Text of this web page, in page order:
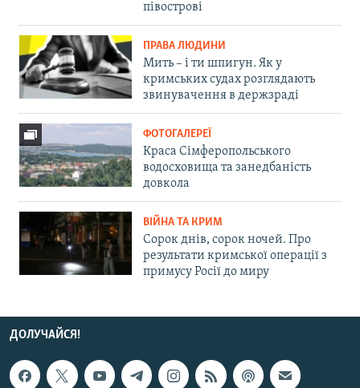
півострові
ПРАВА ЛЮДИНИ
Мить – і ти шпигун. Як у
кримських судах розглядають
звинувачення в держзраді
ФОТОГАЛЕРЕЇ
Краса Сімферопольського
водосховища та занедбаність
довкола
ВІЙНА ТА КРИМ
Сорок днів, сорок ночей. Про
результати кримської операції з
примусу Росії до миру
ДОЛУЧАЙСЯ!